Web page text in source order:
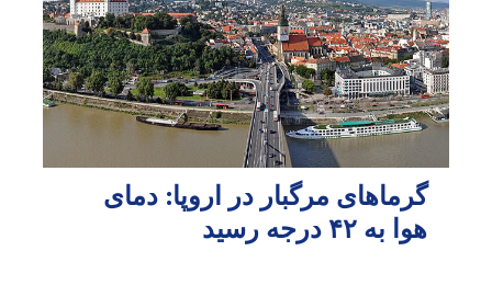
گرماهای مرگبار در اروپا: دمای
هوا به ۴۲ درجه رسید